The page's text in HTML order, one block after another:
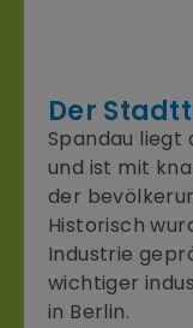
Der
Spandau liegt
und ist mit
der
Historisch
Industrie
wichtiger
in Berlin.